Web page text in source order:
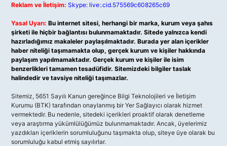
Reklam ve İletişim: Skype: live:.cid.575569c608265c69
Yasal Uyarı: Bu internet sitesi, herhangi bir marka, kurum veya şahıs
şirketi ile hiçbir bağlantısı bulunmamaktadır. Sitede yalnızca kendi
hazırladığımız makaleler paylaşılmaktadır. Burada yer alan içerikler
haber niteliği taşımamakta olup, gerçek kurum ve kişiler hakkında
paylaşım yapılmamaktadır. Gerçek kurum ve kişiler ile isim
benzerlikleri tamamen tesadüfidir. Sitemizdeki bilgiler taslak
halindedir ve tavsiye niteliği taşımazlar.
Sitemiz, 5651 Sayılı Kanun gereğince Bilgi Teknolojileri ve İletişim
Kurumu (BTK) tarafından onaylanmış bir Yer Sağlayıcı olarak hizmet
vermektedir. Bu nedenle, sitedeki içerikleri proaktif olarak denetleme
veya araştırma yükümlülüğümüz bulunmamaktadır. Ancak, üyelerimiz
yazdıkları içeriklerin sorumluluğunu taşımakta olup, siteye üye olarak bu
sorumluluğu kabul etmiş sayılırlar.